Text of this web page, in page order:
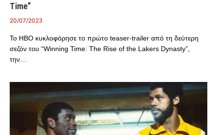
Time”
20/07/2023
Το HBO κυκλοφόρησε το πρώτο teaser-trailer από τη δεύτερη
σεζόν του “Winning Time: The Rise of the Lakers Dynasty”,
την…